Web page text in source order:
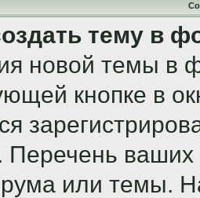
тему в
новой темы в
кнопке в
ваших
или темы.